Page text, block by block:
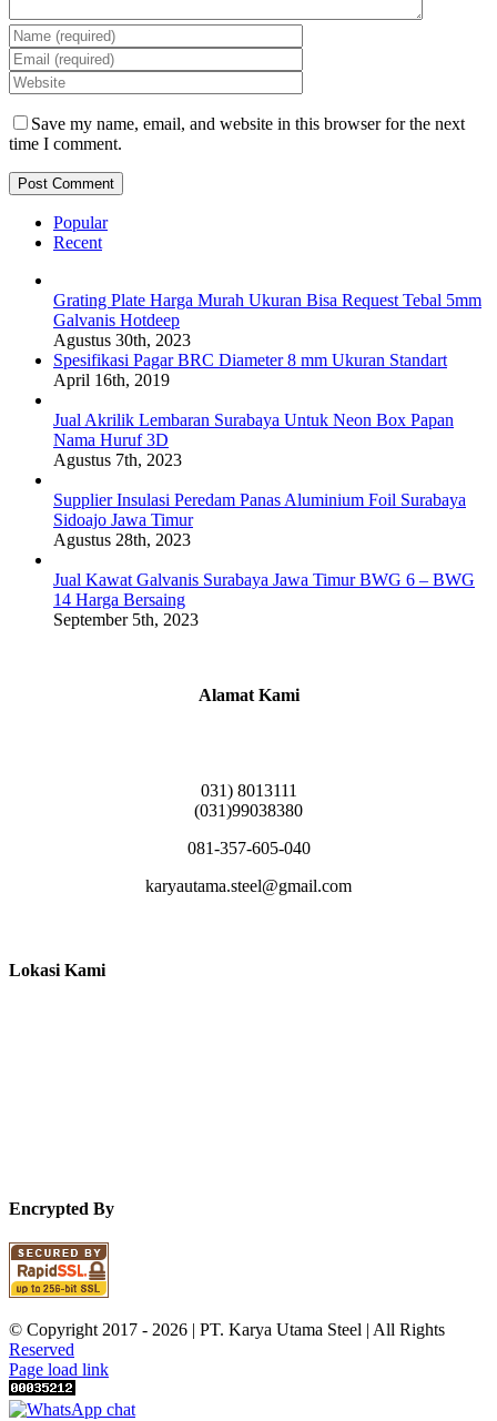
Save my name, email, and website in this browser for the next
time I comment.
Popular
Recent
Grating Plate Harga Murah Ukuran Bisa Request Tebal 5mm
Galvanis Hotdeep
Agustus 30th, 2023
Spesifikasi Pagar BRC Diameter 8 mm Ukuran Standart
April 16th, 2019
Jual Akrilik Lembaran Surabaya Untuk Neon Box Papan
Nama Huruf 3D
Agustus 7th, 2023
Supplier Insulasi Peredam Panas Aluminium Foil Surabaya
Sidoajo Jawa Timur
Agustus 28th, 2023
Jual Kawat Galvanis Surabaya Jawa Timur BWG 6 – BWG
14 Harga Bersaing
September 5th, 2023
Alamat Kami
031) 8013111
(031)99038380
081-357-605-040
karyautama.steel@gmail.com
Lokasi Kami
Encrypted By
© Copyright 2017 - 2026 | PT. Karya Utama Steel | All Rights
Reserved
Page load link